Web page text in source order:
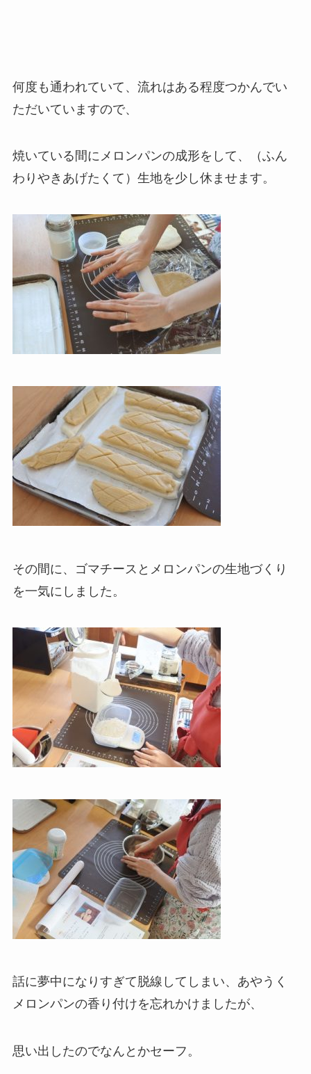
何度も通われていて、流れはある程度つかんでい
ただいていますので、
焼いている間にメロンパンの成形をして、（ふん
わりやきあげたくて）生地を少し休ませます。
その間に、ゴマチースとメロンパンの生地づくり
を一気にしました。
話に夢中になりすぎて脱線してしまい、あやうく
メロンパンの香り付けを忘れかけましたが、
思い出したのでなんとかセーフ。